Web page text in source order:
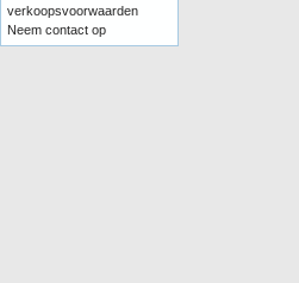
verkoopsvoorwaarden
Neem contact op